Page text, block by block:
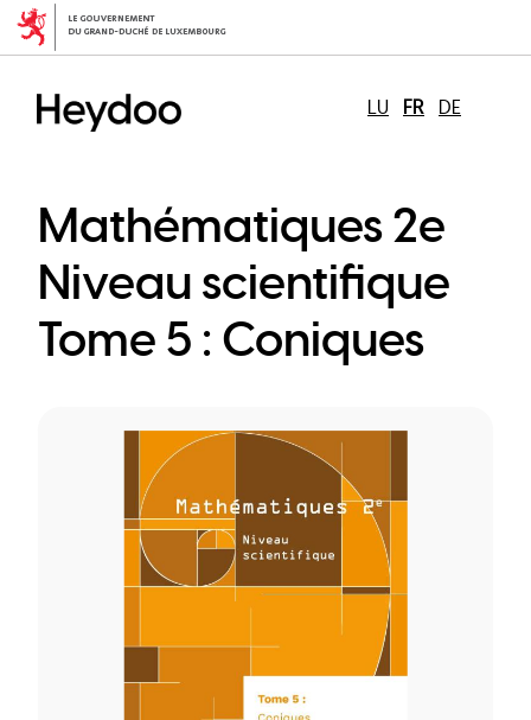
Aller
au
principal
LU FR DE
Mathématiques 2e
Niveau scientifique
Tome 5 : Coniques